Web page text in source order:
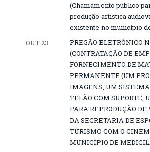
(Chamamento público
produção artística
existente no município
OUT 23
PREGÃO ELETRÔNICO
(CONTRATAÇÃO DE
FORNECIMENTO DE
PERMANENTE (UM
IMAGENS, UM
TELÃO COM SUPORTE,
PARA REPRODUÇÃO DE
DA SECRETARIA DE
TURISMO COM O
MUNICÍPIO DE